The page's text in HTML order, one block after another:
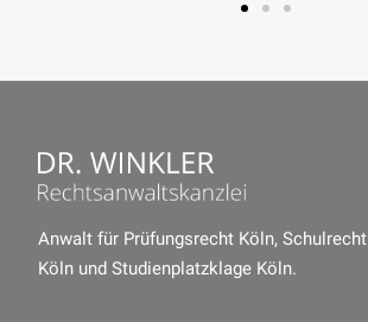
Anwalt für Prüfungsrecht Köln,Schulrecht
Köln undStudienplatzklage Köln.